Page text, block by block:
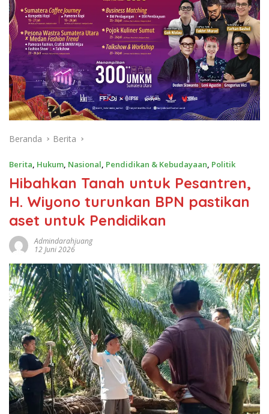
Beranda Berita
Berita, Hukum, Nasional, Pendidikan & Kebudayaan, Politik
Hibahkan Tanah untuk Pesantren,
H. Wiyono turunkan BPN pastikan
aset untuk Pendidikan
Admindarahjuang
12 Juni 2026